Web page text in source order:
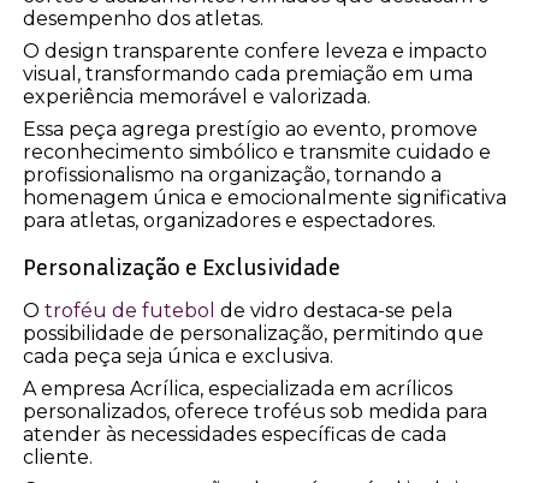
desempenho dos atletas.
O design transparente confere leveza e impacto
visual, transformando cada premiação em uma
experiência memorável e valorizada.
Essa peça agrega prestígio ao evento, promove
reconhecimento simbólico e transmite cuidado e
profissionalismo na organização, tornando a
homenagem única e emocionalmente significativa
para atletas, organizadores e espectadores.
Personalização e Exclusividade
Otroféu de futebol de vidro destaca-se pela
possibilidade de personalização, permitindo que
cada peça seja única e exclusiva.
A empresa Acrílica, especializada em acrílicos
personalizados, oferece troféus sob medida para
atender às necessidades específicas de cada
cliente.